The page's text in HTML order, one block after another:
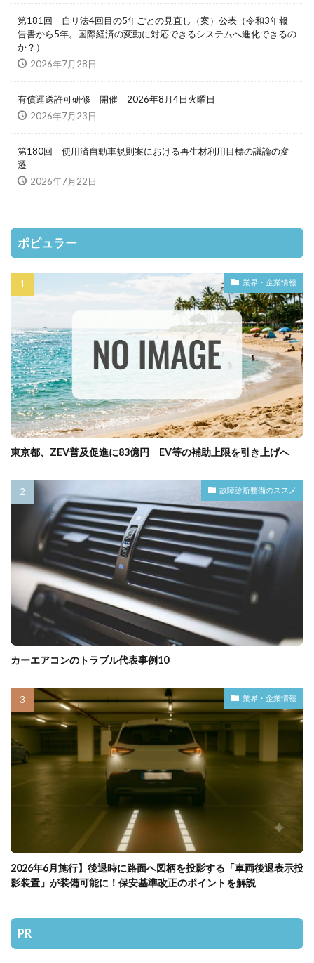
第181回 自リ法4回目の5年ごとの見直し（案）公表（令和3年報
告書から5年。国際経済の変動に対応できるシステムへ進化できるの
か？）
2026年7月28日
有償運送許可研修 開催 2026年8月4日火曜日
2026年7月23日
第180回 使用済自動車規則案における再生材利用目標の議論の変
遷
2026年7月22日
ポピュラー
業界・企業情報
東京都、ZEV普及促進に83億円 EV等の補助上限を引き上げへ
故障診断整備のススメ
カーエアコンのトラブル代表事例10
業界・企業情報
2026年6月施行】後退時に路面へ図柄を投影する「車両後退表示投
影装置」が装備可能に！保安基準改正のポイントを解説
PR